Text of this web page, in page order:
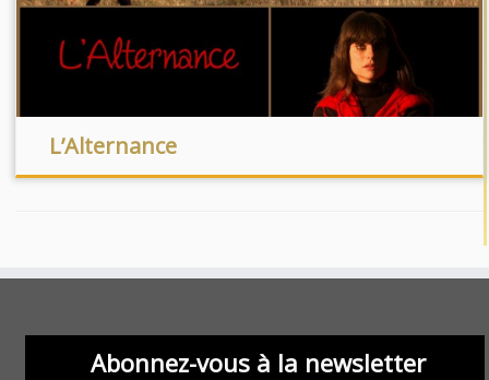
L’Alternance
Abonnez-vous à la newsletter